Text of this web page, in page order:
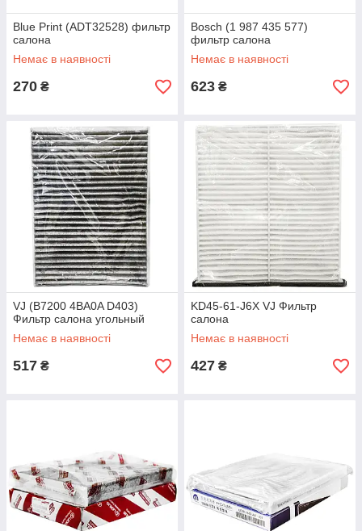
Blue Print (ADT32528) фильтр
салона
Немає в наявності
270 ₴
Bosch (1 987 435 577)
фильтр салона
Немає в наявності
623 ₴
VJ (B7200 4BA0A D403)
Фильтр салона угольный
Немає в наявності
517 ₴
KD45-61-J6X VJ Фильтр
салона
Немає в наявності
427 ₴